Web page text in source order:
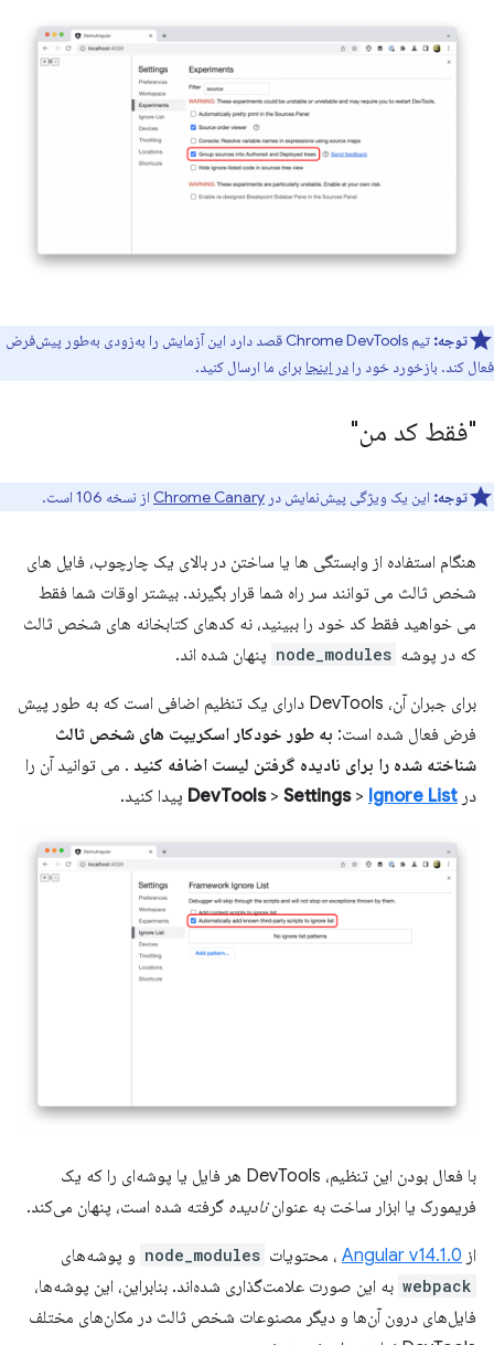
توجه:
تیم Chrome DevTools قصد دارد این آزمایش را به‌زودی به‌طور پیش‌فرض
فعال کند. بازخورد خود را در اینجا برای ما ارسال کنید.
"فقط کد من"
توجه: این یک ویژگی پیش‌نمایش در Chrome Canary از نسخه 106 است.
هنگام استفاده از وابستگی ها یا ساختن در بالای یک چارچوب، فایل های
شخص ثالث می توانند سر راه شما قرار بگیرند. بیشتر اوقات شما فقط
می خواهید فقط کد خود را ببینید، نه کدهای کتابخانه های شخص ثالث
که در پوشه node_modules پنهان شده اند.
برای جبران آن، DevTools دارای یک تنظیم اضافی است که به طور پیش
فرض فعال شده است: به طور خودکار اسکریپت های شخص ثالث
شناخته شده را برای نادیده گرفتن لیست اضافه کنید . می توانید آن را
در
DevTools> Settings> Ignore List پیدا کنید.
با فعال بودن این تنظیم، DevTools هر فایل یا پوشه‌ای را که یک
فریمورک یا ابزار ساخت به عنواننادیده گرفته شده است، پنهان می‌کند.
از Angular v14.1.0 ، محتویات node_modules و پوشه‌های
webpack به این صورت علامت‌گذاری شده‌اند. بنابراین، این پوشه‌ها،
فایل‌های درون آن‌ها و دیگر مصنوعات شخص ثالث در مکان‌های مختلف